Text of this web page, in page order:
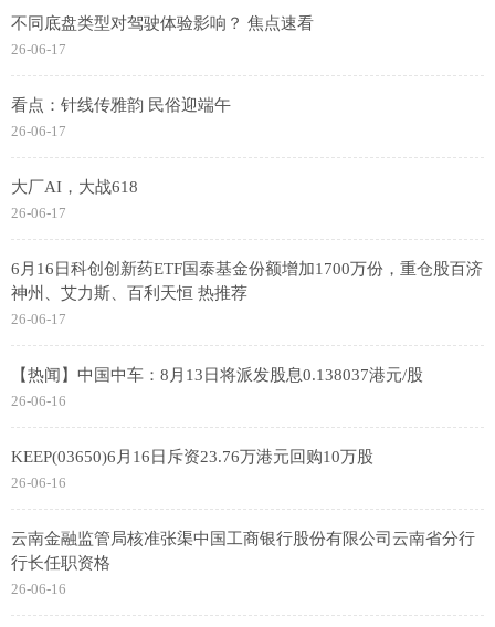
不同底盘类型对驾驶体验影响？ 焦点速看
26-06-17
看点：针线传雅韵 民俗迎端午
26-06-17
大厂AI，大战618
26-06-17
6月16日科创创新药ETF国泰基金份额增加1700万份，重仓股百济
神州、艾力斯、百利天恒 热推荐
26-06-17
【热闻】中国中车：8月13日将派发股息0.138037港元/股
26-06-16
KEEP(03650)6月16日斥资23.76万港元回购10万股
26-06-16
云南金融监管局核准张渠中国工商银行股份有限公司云南省分行
行长任职资格
26-06-16